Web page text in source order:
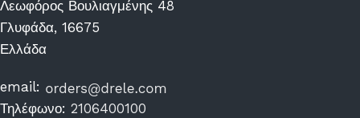
Λεωφόρος Βουλιαγμένης 48
Γλυφάδα, 16675
Ελλάδα
email:
Τηλέφωνο: 2106400100